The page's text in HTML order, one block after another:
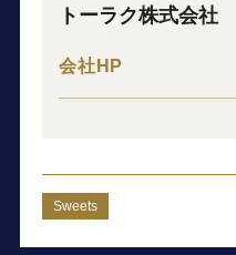
トーラク株式会社
会社HP
Sweets